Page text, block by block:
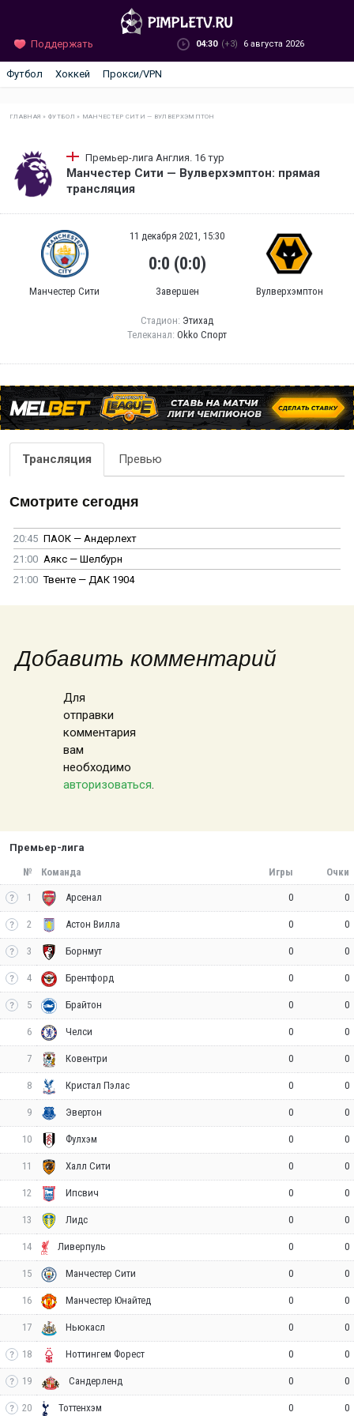
Поддержать 04:30 (+3) 6 августа 2026
Футбол Хоккей Прокси/VPN
ГЛАВНАЯ »ФУТБОЛ » МАНЧЕСТЕР СИТИ — ВУЛВЕРХЭМПТОН
Премьер-лига Англия. 16 тур
Манчестер Сити — Вулверхэмптон: прямая
трансляция
Манчестер Сити
11 декабря 2021, 15:30
0:0 (0:0)
Завершен Вулверхэмптон
Стадион: Этихад
Телеканал: Okko Спорт
Трансляция Превью
Смотрите сегодня
20:45 ПАОК — Андерлехт
21:00 Аякс — Шелбурн
21:00 Твенте — ДАК 1904
Добавить комментарий
Для
отправки
комментария
вам
необходимо
авторизоваться.
Премьер-лига
№ Команда Игры Очки
1 Арсенал 0 0
2 Астон Вилла 0 0
3 Борнмут 0 0
4 Брентфорд 0 0
5 Брайтон 0 0
6 Челси 0 0
7 Ковентри 0 0
8 Кристал Пэлас 0 0
9 Эвертон 0 0
10 Фулхэм 0 0
11 Халл Сити 0 0
12 Ипсвич 0 0
13 Лидс 0 0
14 Ливерпуль 0 0
15 Манчестер Сити 0 0
16 Манчестер Юнайтед 0 0
17 Ньюкасл 0 0
18 Ноттингем Форест 0 0
19 Сандерленд 0 0
20 Тоттенхэм 0 0